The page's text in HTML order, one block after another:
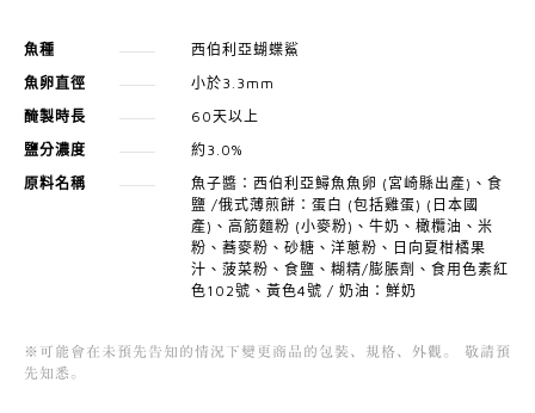
魚種
西伯利亞蝴蝶鯊
魚卵直徑
小於3.3mm
醃製時長
60天以上
鹽分濃度
約3.0%
原料名稱
魚子醬：西伯利亞鱘魚魚卵 (宮崎縣出產)、食
鹽 /俄式薄煎餅：蛋白 (包括雞蛋) (日本國
產)、高筋麵粉 (小麥粉)、牛奶、橄欖油、米
粉、蕎麥粉、砂糖、洋蔥粉、日向夏柑橘果
汁、菠菜粉、食鹽、糊精/膨脹劑、食用色素紅
色102號、黃色4號 / 奶油：鮮奶
※可能會在未預先告知的情況下變更商品的包裝、規格、外觀。 敬請預
先知悉。